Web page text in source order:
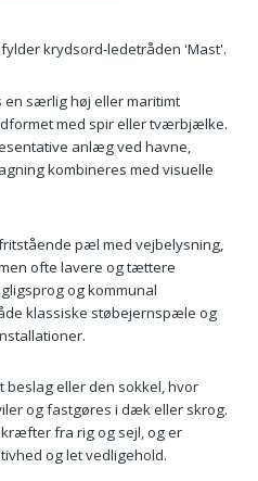
krydsord-ledetråden 'Mast'.
en særlig høj eller maritimt
med spir eller tværbjælke.
anlæg ved havne,
kombineres med visuelle
pæl med vejbelysning,
ofte lavere og tættere
og kommunal
klassiske støbejernspæle og
beslag eller den sokkel, hvor
og fastgøres i dæk eller skrog.
fra rig og sejl, og er
og let vedligehold.